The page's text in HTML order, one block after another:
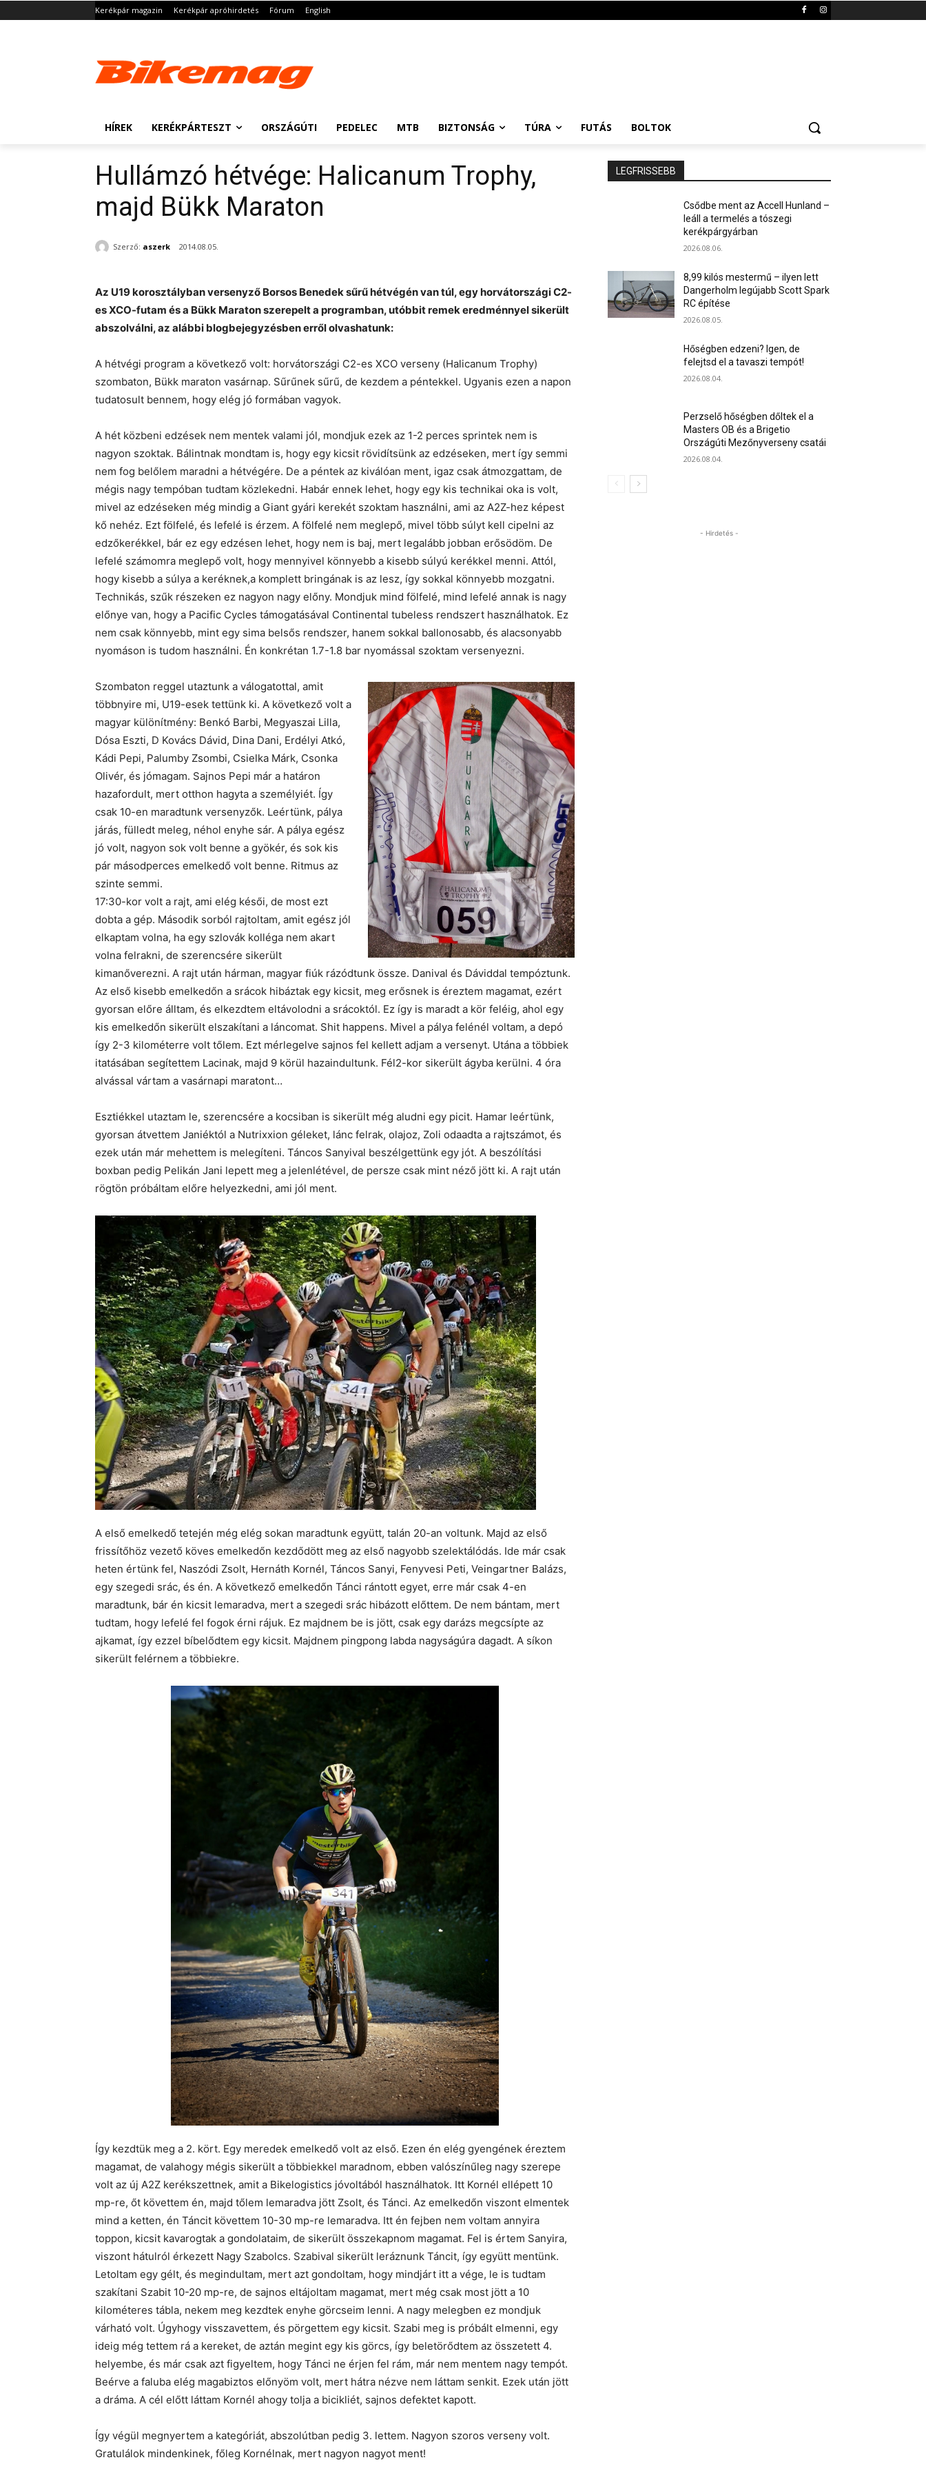
Kerékpár magazin Kerékpár apróhirdetés Fórum English
HÍREK KERÉKPÁRTESZT ORSZÁGÚTI PEDELEC MTB BIZTONSÁG TÚRA FUTÁS BOLTOK
Hullámzó hétvége: Halicanum Trophy,
majd Bükk Maraton
Szerző: aszerk 2014.08.05.
Az U19 korosztályban versenyző Borsos Benedek sűrű hétvégén van túl, egy horvátországi C2-
es XCO-futam és a Bükk Maraton szerepelt a programban, utóbbit remek eredménnyel sikerült
abszolválni, az alábbi blogbejegyzésben erről olvashatunk:
A hétvégi program a következő volt: horvátországi C2-es XCO verseny (Halicanum Trophy)
szombaton, Bükk maraton vasárnap. Sűrűnek sűrű, de kezdem a péntekkel. Ugyanis ezen a napon
tudatosult bennem, hogy elég jó formában vagyok.
A hét közbeni edzések nem mentek valami jól, mondjuk ezek az 1-2 perces sprintek nem is
nagyon szoktak. Bálintnak mondtam is, hogy egy kicsit rövidítsünk az edzéseken, mert így semmi
nem fog belőlem maradni a hétvégére. De a péntek az kiválóan ment, igaz csak átmozgattam, de
mégis nagy tempóban tudtam közlekedni. Habár ennek lehet, hogy egy kis technikai oka is volt,
mivel az edzéseken még mindig a Giant gyári kerekét szoktam használni, ami az A2Z-hez képest
kő nehéz. Ezt fölfelé, és lefelé is érzem. A fölfelé nem meglepő, mivel több súlyt kell cipelni az
edzőkerékkel, bár ez egy edzésen lehet, hogy nem is baj, mert legalább jobban erősödöm. De
lefelé számomra meglepő volt, hogy mennyivel könnyebb a kisebb súlyú kerékkel menni. Attól,
hogy kisebb a súlya a keréknek,a komplett bringának is az lesz, így sokkal könnyebb mozgatni.
Technikás, szűk részeken ez nagyon nagy előny. Mondjuk mind fölfelé, mind lefelé annak is nagy
előnye van, hogy a Pacific Cycles támogatásával Continental tubeless rendszert használhatok. Ez
nem csak könnyebb, mint egy sima belsős rendszer, hanem sokkal ballonosabb, és alacsonyabb
nyomáson is tudom használni. Én konkrétan 1.7-1.8 bar nyomással szoktam versenyezni.
Szombaton reggel utaztunk a válogatottal, amit
többnyire mi, U19-esek tettünk ki. A következő volt a
magyar különítmény: Benkó Barbi, Megyaszai Lilla,
Dósa Eszti, D Kovács Dávid, Dina Dani, Erdélyi Atkó,
Kádi Pepi, Palumby Zsombi, Csielka Márk, Csonka
Olivér, és jómagam. Sajnos Pepi már a határon
hazafordult, mert otthon hagyta a személyiét. Így
csak 10-en maradtunk versenyzők. Leértünk, pálya
járás, fülledt meleg, néhol enyhe sár. A pálya egész
jó volt, nagyon sok volt benne a gyökér, és sok kis
pár másodperces emelkedő volt benne. Ritmus az
szinte semmi.
17:30-kor volt a rajt, ami elég késői, de most ezt
dobta a gép. Második sorból rajtoltam, amit egész jól
elkaptam volna, ha egy szlovák kolléga nem akart
volna felrakni, de szerencsére sikerült
kimanőverezni. A rajt után hárman, magyar fiúk rázódtunk össze. Danival és Dáviddal tempóztunk.
Az első kisebb emelkedőn a srácok hibáztak egy kicsit, meg erősnek is éreztem magamat, ezért
gyorsan előre álltam, és elkezdtem eltávolodni a srácoktól. Ez így is maradt a kör feléig, ahol egy
kis emelkedőn sikerült elszakítani a láncomat. Shit happens. Mivel a pálya felénél voltam, a depó
így 2-3 kilométerre volt tőlem. Ezt mérlegelve sajnos fel kellett adjam a versenyt. Utána a többiek
itatásában segítettem Lacinak, majd 9 körül hazaindultunk. Fél2-kor sikerült ágyba kerülni. 4 óra
alvással vártam a vasárnapi maratont…
Esztiékkel utaztam le, szerencsére a kocsiban is sikerült még aludni egy picit. Hamar leértünk,
gyorsan átvettem Janiéktól a Nutrixxion géleket, lánc felrak, olajoz, Zoli odaadta a rajtszámot, és
ezek után már mehettem is melegíteni. Táncos Sanyival beszélgettünk egy jót. A beszólítási
boxban pedig Pelikán Jani lepett meg a jelenlétével, de persze csak mint néző jött ki. A rajt után
rögtön próbáltam előre helyezkedni, ami jól ment.
A első emelkedő tetején még elég sokan maradtunk együtt, talán 20-an voltunk. Majd az első
frissítőhöz vezető köves emelkedőn kezdődött meg az első nagyobb szelektálódás. Ide már csak
heten értünk fel, Naszódi Zsolt, Hernáth Kornél, Táncos Sanyi, Fenyvesi Peti, Veingartner Balázs,
egy szegedi srác, és én. A következő emelkedőn Tánci rántott egyet, erre már csak 4-en
maradtunk, bár én kicsit lemaradva, mert a szegedi srác hibázott előttem. De nem bántam, mert
tudtam, hogy lefelé fel fogok érni rájuk. Ez majdnem be is jött, csak egy darázs megcsípte az
ajkamat, így ezzel bíbelődtem egy kicsit. Majdnem pingpong labda nagyságúra dagadt. A síkon
sikerült felérnem a többiekre.
Így kezdtük meg a 2. kört. Egy meredek emelkedő volt az első. Ezen én elég gyengének éreztem
magamat, de valahogy mégis sikerült a többiekkel maradnom, ebben valószínűleg nagy szerepe
volt az új A2Z kerékszettnek, amit a Bikelogistics jóvoltából használhatok. Itt Kornél ellépett 10
mp-re, őt követtem én, majd tőlem lemaradva jött Zsolt, és Tánci. Az emelkedőn viszont elmentek
mind a ketten, én Táncit követtem 10-30 mp-re lemaradva. Itt én fejben nem voltam annyira
toppon, kicsit kavarogtak a gondolataim, de sikerült összekapnom magamat. Fel is értem Sanyira,
viszont hátulról érkezett Nagy Szabolcs. Szabival sikerült leráznunk Táncit, így együtt mentünk.
Letoltam egy gélt, és megindultam, mert azt gondoltam, hogy mindjárt itt a vége, le is tudtam
szakítani Szabit 10-20 mp-re, de sajnos eltájoltam magamat, mert még csak most jött a 10
kilométeres tábla, nekem meg kezdtek enyhe görcseim lenni. A nagy melegben ez mondjuk
várható volt. Úgyhogy visszavettem, és pörgettem egy kicsit. Szabi meg is próbált elmenni, egy
ideig még tettem rá a kereket, de aztán megint egy kis görcs, így beletörődtem az összetett 4.
helyembe, és már csak azt figyeltem, hogy Tánci ne érjen fel rám, már nem mentem nagy tempót.
Beérve a faluba elég magabiztos előnyöm volt, mert hátra nézve nem láttam senkit. Ezek után jött
a dráma. A cél előtt láttam Kornél ahogy tolja a bicikliét, sajnos defektet kapott.
Így végül megnyertem a kategóriát, abszolútban pedig 3. lettem. Nagyon szoros verseny volt.
Gratulálok mindenkinek, főleg Kornélnak, mert nagyon nagyot ment!
LEGFRISSEBB
Csődbe ment az Accell Hunland –
leáll a termelés a tószegi
kerékpárgyárban
2026.08.06.
8,99 kilós mestermű – ilyen lett
Dangerholm legújabb Scott Spark
RC építése
2026.08.05.
Hőségben edzeni? Igen, de
felejtsd el a tavaszi tempót!
2026.08.04.
Perzselő hőségben dőltek el a
Masters OB és a Brigetio
Országúti Mezőnyverseny csatái
2026.08.04.
- Hirdetés -